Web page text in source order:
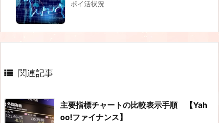
ポイ活状況
 関連記事
主要指標チャートの比較表示手順 【Yah
oo!ファイナンス】